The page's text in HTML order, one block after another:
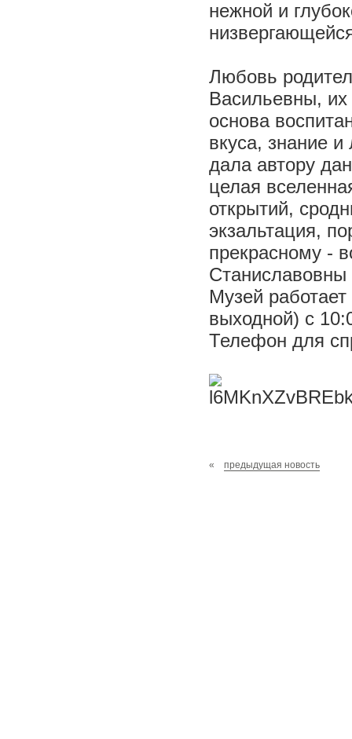
нежной и
Любовь
Васильевны, их
основа
вкуса, знание
дала автору
целая
открытий,
экзальтация,
прекрасному -
Станиславовны
Музей
выходной) с
Телефон для
« предыдущая новость